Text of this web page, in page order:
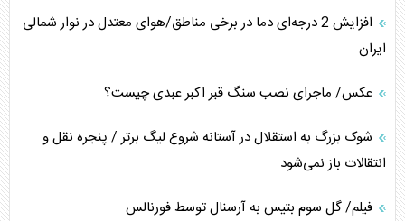
افزایش 2 درجه‌ای دما در برخی مناطق/هوای معتدل در نوار شمالی
ایران
عکس/ ماجرای نصب سنگ قبر اکبر عبدی چیست؟
شوک بزرگ به استقلال در آستانه شروع لیگ برتر / پنجره نقل و
انتقالات باز نمی‌شود
فیلم/ گل سوم بتیس به آرسنال توسط فورنالس